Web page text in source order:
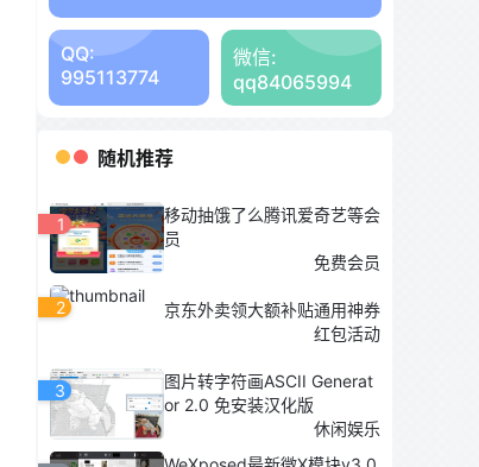
QQ:
995113774
微信:
qq84065994
随机推荐
1
移动抽饿了么腾讯爱奇艺等会
员
免费会员
2
京东外卖领大额补贴通用神券
红包活动
3
图片转字符画ASCII Generat
or 2.0 免安装汉化版
休闲娱乐